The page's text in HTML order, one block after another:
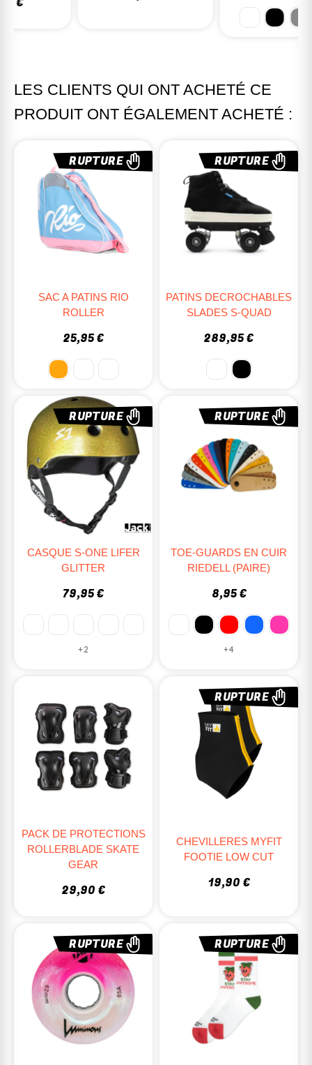
LES CLIENTS QUI ONT ACHETÉ CE
PRODUIT ONT ÉGALEMENT ACHETÉ :
RUPTURE
SAC A PATINS RIO
ROLLER
25,95 €
RUPTURE
PATINS DECROCHABLES
SLADES S-QUAD
289,95 €
RUPTURE
CASQUE S-ONE LIFER
GLITTER
79,95 €
+2
RUPTURE
TOE-GUARDS EN CUIR
RIEDELL (PAIRE)
8,95 €
+4
PACK DE PROTECTIONS
ROLLERBLADE SKATE
GEAR
29,90 €
RUPTURE
CHEVILLERES MYFIT
FOOTIE LOW CUT
19,90 €
RUPTURE RUPTURE